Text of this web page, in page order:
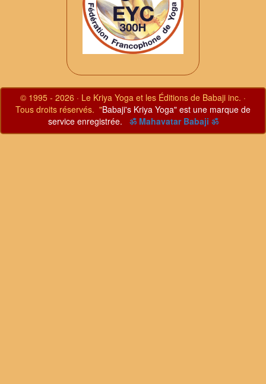
© 1995 - 2026 · Le Kriya Yoga et les Éditions de Babaji inc. ·
Tous droits réservés. "Babaji's Kriya Yoga" est une marque de
service enregistrée.
ॐ Mahavatar Babaji ॐ